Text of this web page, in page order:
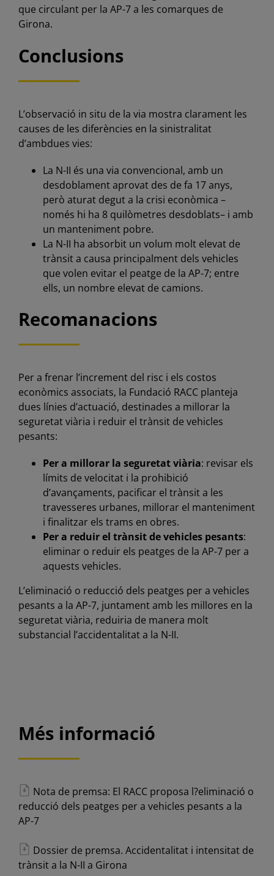
que circulant per la AP-7 a les comarques de
Girona.
Conclusions
L’observació in situ de la via mostra clarament les
causes de les diferències en la sinistralitat
d’ambdues vies:
La N-II és una via convencional, amb un
desdoblament aprovat des de fa 17 anys,
però aturat degut a la crisi econòmica –
només hi ha 8 quilòmetres desdoblats– i amb
un manteniment pobre.
La N-II ha absorbit un volum molt elevat de
trànsit a causa principalment dels vehicles
que volen evitar el peatge de la AP-7; entre
ells, un nombre elevat de camions.
Recomanacions
Per a frenar l’increment del risc i els costos
econòmics associats, la Fundació RACC planteja
dues línies d’actuació, destinades a millorar la
seguretat viària i reduir el trànsit de vehicles
pesants:
Per a millorar la seguretat viària: revisar els
límits de velocitat i la prohibició
d’avançaments, pacificar el trànsit a les
travesseres urbanes, millorar el manteniment
i finalitzar els trams en obres.
Per a reduir el trànsit de vehicles pesants:
eliminar o reduir els peatges de la AP-7 per a
aquests vehicles.
L’eliminació o reducció dels peatges per a vehicles
pesants a la AP-7, juntament amb les millores en la
seguretat viària, reduiria de manera molt
substancial l’accidentalitat a la N-II.
Més informació
Nota de premsa: El RACC proposa l?eliminació o
reducció dels peatges per a vehicles pesants a la
AP-7
Dossier de premsa. Accidentalitat i intensitat de
trànsit a la N-II a Girona